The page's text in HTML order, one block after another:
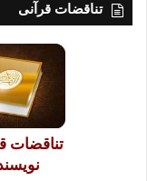
تناقضات قرآنی
تناقضات